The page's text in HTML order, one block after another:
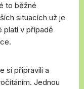
to běžné
situacích už je
platí v případě
si připravili a
Jednou